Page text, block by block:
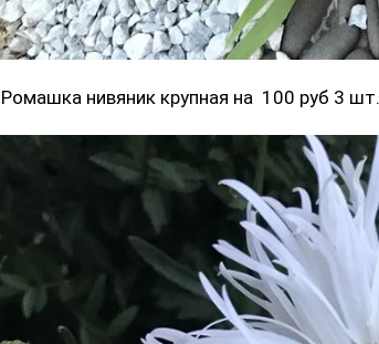
нивяник крупная на 100 руб 3 шт.